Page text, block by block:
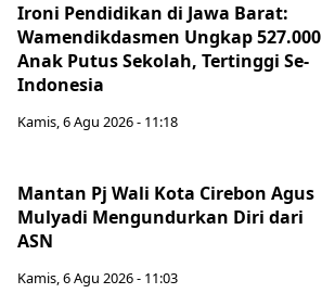
Ironi Pendidikan di Jawa Barat:
Wamendikdasmen Ungkap 527.000
Anak Putus Sekolah, Tertinggi Se-
Indonesia
Kamis, 6 Agu 2026 - 11:18
Mantan Pj Wali Kota Cirebon Agus
Mulyadi Mengundurkan Diri dari
ASN
Kamis, 6 Agu 2026 - 11:03